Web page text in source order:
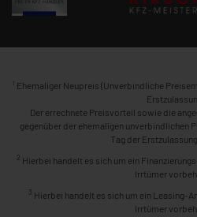
1 Ehemaliger Neupreis (Unverbindliche
Der errechnete Preisvorteil sowie die
gegenüber der ehemaligen unverbindlichen
Tag der
2 Hierbei handelt es sich um ein
Irrtümer
3 Hierbei handelt es sich um ein Leasing-
Irrtümer